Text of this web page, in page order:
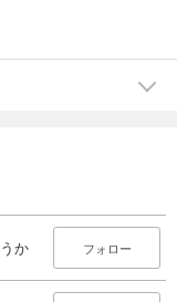
か フォロー